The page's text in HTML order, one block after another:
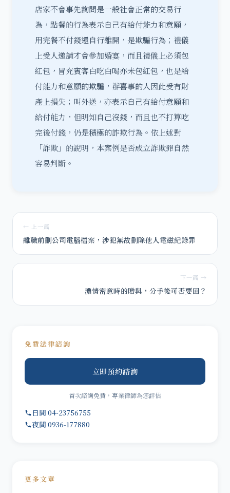
店家不會事先詢問是一般社會正常的交易行
為，點餐的行為表示自己有給付能力和意願，
用完餐不付錢還自行離開，是欺騙行為；禮儀
上受人邀請才會參加婚宴，而且禮儀上必須包
紅包，冒充賓客白吃白喝亦未包紅包，也是給
付能力和意願的欺騙，辦喜事的人因此受有財
產上損失；叫外送，亦表示自己有給付意願和
給付能力，但明知自己沒錢，而且也不打算吃
完後付錢，仍是積極的詐欺行為。依上述對
「詐欺」的說明，本案例是否成立詐欺罪自然
容易判斷。
← 上一篇
離職前刪公司電腦檔案，涉犯無故刪除他人電磁紀錄罪
下一篇 →
濃情密意時的贈與，分手後可否要回？
免費法律諮詢
立即預約諮詢
首次諮詢免費，專業律師為您評估
日間 04-23756755
夜間 0936-177880
更多文章